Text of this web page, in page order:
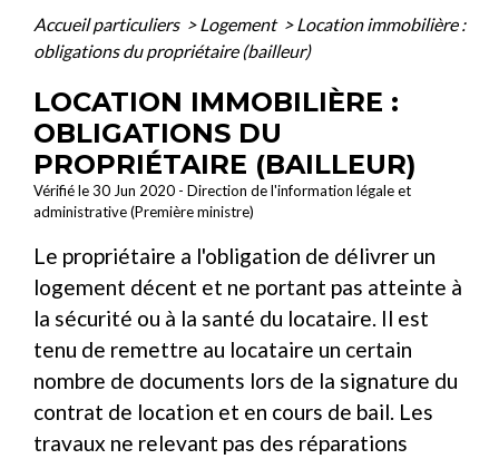
Accueil particuliers > Logement > Location immobilière :
obligations du propriétaire (bailleur)
LOCATION IMMOBILIÈRE :
OBLIGATIONS DU
PROPRIÉTAIRE (BAILLEUR)
Vérifié le 30 Jun 2020 - Direction de l'information légale et
administrative (Première ministre)
Le propriétaire a l'obligation de délivrer un
logement décent et ne portant pas atteinte à
la sécurité ou à la santé du locataire. Il est
tenu de remettre au locataire un certain
nombre de documents lors de la signature du
contrat de location et en cours de bail. Les
travaux ne relevant pas des réparations